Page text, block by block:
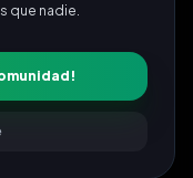
que nadie.